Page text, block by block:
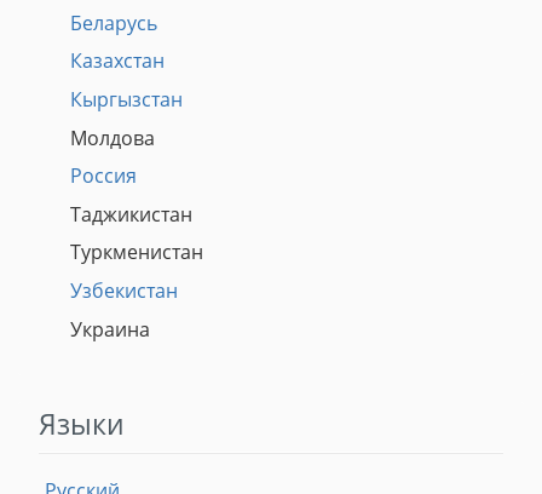
Беларусь
Казахстан
Кыргызстан
Молдова
Россия
Таджикистан
Туркменистан
Узбекистан
Украина
Языки